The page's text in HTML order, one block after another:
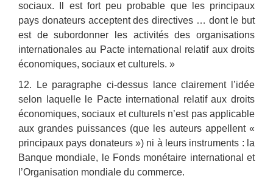
sociaux. Il est fort peu probable que les principaux
pays donateurs acceptent des directives … dont le but
est de subordonner les activités des organisations
internationales au Pacte international relatif aux droits
économiques, sociaux et culturels. »
12. Le paragraphe ci-dessus lance clairement l’idée
selon laquelle le Pacte international relatif aux droits
économiques, sociaux et culturels n’est pas applicable
aux grandes puissances (que les auteurs appellent «
principaux pays donateurs ») ni à leurs instruments : la
Banque mondiale, le Fonds monétaire international et
l’Organisation mondiale du commerce.